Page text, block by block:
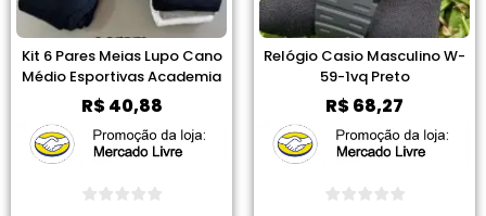
Kit 6 Pares Meias Lupo Cano
Médio Esportivas Academia
R$40,88
Relógio Casio Masculino W-
59-1vq Preto
R$68,27